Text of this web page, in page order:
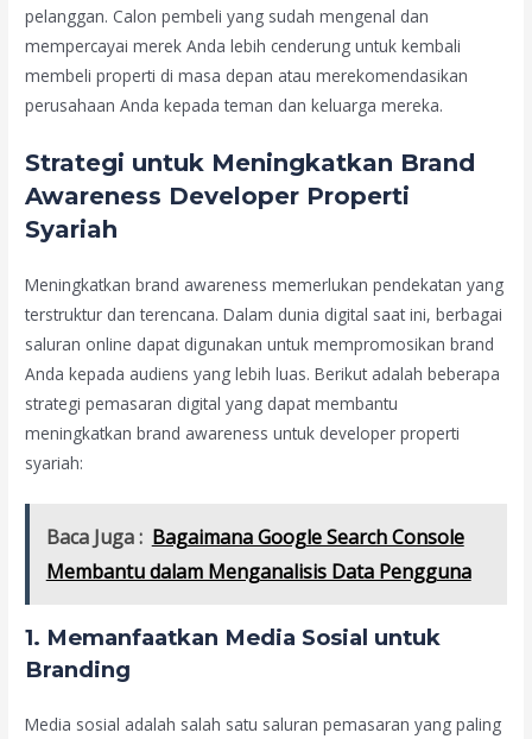
pelanggan. Calon pembeli yang sudah mengenal dan
mempercayai merek Anda lebih cenderung untuk kembali
membeli properti di masa depan atau merekomendasikan
perusahaan Anda kepada teman dan keluarga mereka.
Strategi untuk Meningkatkan Brand
Awareness Developer Properti
Syariah
Meningkatkan brand awareness memerlukan pendekatan yang
terstruktur dan terencana. Dalam dunia digital saat ini, berbagai
saluran online dapat digunakan untuk mempromosikan brand
Anda kepada audiens yang lebih luas. Berikut adalah beberapa
strategi pemasaran digital yang dapat membantu
meningkatkan brand awareness untuk developer properti
syariah:
Baca Juga : Bagaimana Google Search Console
Membantu dalam Menganalisis Data Pengguna
1. Memanfaatkan Media Sosial untuk
Branding
Media sosial adalah salah satu saluran pemasaran yang paling